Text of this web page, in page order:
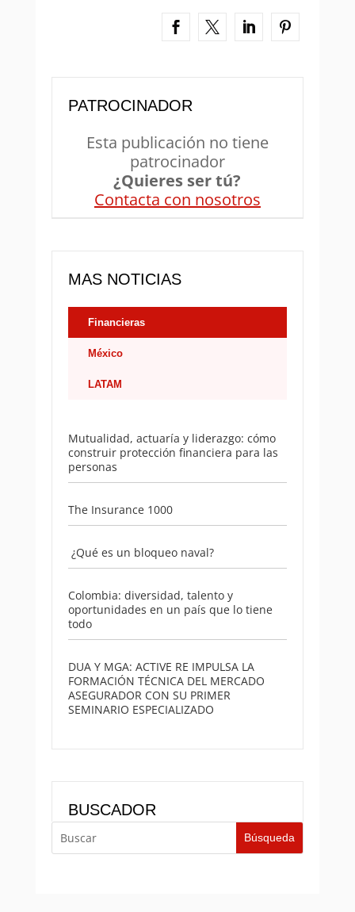
PATROCINADOR
Esta publicación no tiene
patrocinador
¿Quieres ser tú?
Contacta con nosotros
MAS NOTICIAS
Financieras
México
LATAM
Mutualidad, actuaría y liderazgo: cómo
construir protección financiera para las
personas
The Insurance 1000
¿Qué es un bloqueo naval?
Colombia: diversidad, talento y
oportunidades en un país que lo tiene
todo
DUA Y MGA: ACTIVE RE IMPULSA LA
FORMACIÓN TÉCNICA DEL MERCADO
ASEGURADOR CON SU PRIMER
SEMINARIO ESPECIALIZADO
BUSCADOR